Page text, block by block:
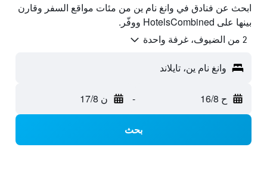
ابحث عن فنادق في وانغ نام ين من مئات مواقع السفر وقارن
بينها على HotelsCombined ووفّر.
2 من الضيوف، غرفة واحدة
وانغ نام ين، تايلاند
ح 16/8 - ن 17/8
بحث